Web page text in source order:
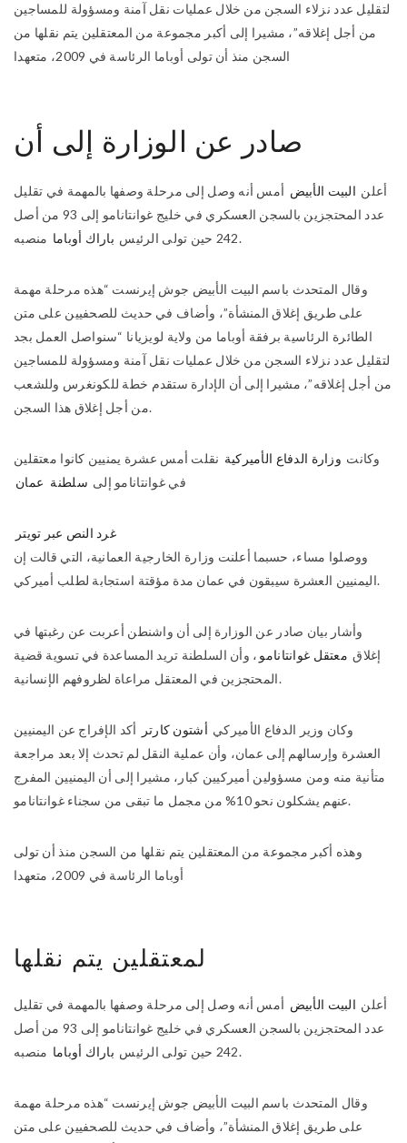
لتقليل عدد نزلاء السجن من خلال عمليات نقل آمنة ومسؤولة للمساجين
من أجل إغلاقه”، مشيرا إلى أكبر مجموعة من المعتقلين يتم نقلها من
السجن منذ أن تولى أوباما الرئاسة في 2009، متعهدا
صادر عن الوزارة إلى أن
أعلن البيت الأبيض أمس أنه وصل إلى مرحلة وصفها بالمهمة في تقليل
عدد المحتجزين بالسجن العسكري في خليج غوانتانامو إلى 93 من أصل
242 حين تولى الرئيس
باراك أوباما منصبه.
وقال المتحدث باسم البيت الأبيض جوش إيرنست “هذه مرحلة مهمة
على طريق إغلاق المنشأة”، وأضاف في حديث للصحفيين على متن
الطائرة الرئاسية برفقة أوباما من ولاية لويزيانا “سنواصل العمل بجد
لتقليل عدد نزلاء السجن من خلال عمليات نقل آمنة ومسؤولة للمساجين
من أجل إغلاقه”، مشيرا إلى أن الإدارة ستقدم خطة للكونغرس وللشعب
من أجل إغلاق هذا السجن.
وكانت وزارة الدفاع الأميركية نقلت أمس عشرة يمنيين كانوا معتقلين
في غوانتانامو إلى سلطنة عمان
غرد النص عبر تويتر
ووصلوا مساء، حسبما أعلنت وزارة الخارجية العمانية، التي قالت إن
اليمنيين العشرة سيبقون في عمان مدة مؤقتة استجابة لطلب أميركي.
وأشار بيان صادر عن الوزارة إلى أن واشنطن أعربت عن رغبتها في
إغلاق معتقل غوانتانامو ، وأن السلطنة تريد المساعدة في تسوية قضية
المحتجزين في المعتقل مراعاة لظروفهم الإنسانية.
وكان وزير الدفاع الأميركي أشتون كارتر
أكد الإفراج عن اليمنيين
العشرة وإرسالهم إلى عمان، وأن عملية النقل لم تحدث إلا بعد مراجعة
متأنية منه ومن مسؤولين أميركيين كبار، مشيرا إلى أن اليمنيين المفرج
عنهم يشكلون نحو 10% من مجمل ما تبقى من سجناء غوانتانامو.
وهذه أكبر مجموعة من المعتقلين يتم نقلها من السجن منذ أن تولى
أوباما الرئاسة في 2009، متعهدا
لمعتقلين يتم نقلها
أعلن البيت الأبيض أمس أنه وصل إلى مرحلة وصفها بالمهمة في تقليل
عدد المحتجزين بالسجن العسكري في خليج غوانتانامو إلى 93 من أصل
242 حين تولى الرئيس
باراك أوباما منصبه.
وقال المتحدث باسم البيت الأبيض جوش إيرنست “هذه مرحلة مهمة
على طريق إغلاق المنشأة”، وأضاف في حديث للصحفيين على متن